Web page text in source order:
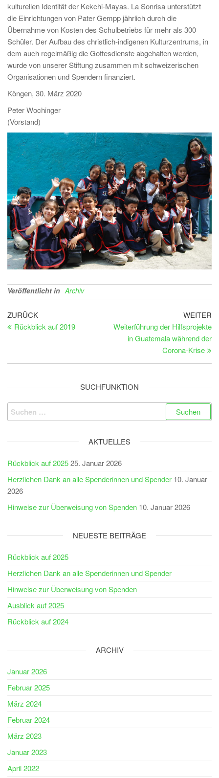
kulturellen Identität der Kekchi-Mayas. La Sonrisa unterstützt
die Einrichtungen von Pater Gempp jährlich durch die
Übernahme von Kosten des Schulbetriebs für mehr als 300
Schüler. Der Aufbau des christlich-indigenen Kulturzentrums, in
dem auch regelmäßig die Gottesdienste abgehalten werden,
wurde von unserer Stiftung zusammen mit schweizerischen
Organisationen und Spendern finanziert.
Köngen, 30. März 2020
Peter Wochinger
(Vorstand)
Veröffentlicht in Archiv
Beitragsnavigation
Vorheriger
Beitrag
ZURÜCK
Rückblick auf 2019
WEITER
Weiterführung der Hilfsprojekte
in Guatemala während der
Corona-Krise
SUCHFUNKTION
Suchen
nach:
AKTUELLES
Rückblick auf 202525. Januar 2026
Herzlichen Dank an alle Spenderinnen und Spender 10. Januar
2026
Hinweise zur Überweisung von Spenden 10. Januar 2026
NEUESTE BEITRÄGE
Rückblick auf 2025
Herzlichen Dank an alle Spenderinnen und Spender
Hinweise zur Überweisung von Spenden
Ausblick auf 2025
Rückblick auf 2024
ARCHIV
Januar 2026
Februar 2025
März 2024
Februar 2024
März 2023
Januar 2023
April 2022